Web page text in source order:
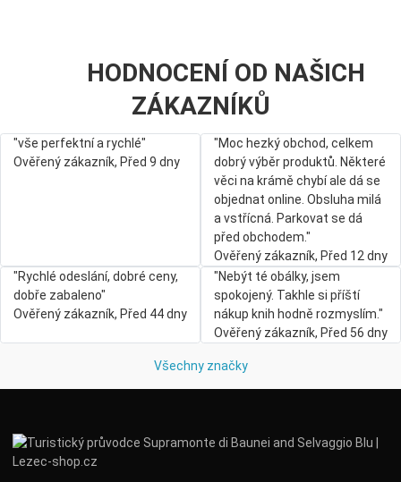
HODNOCENÍ OD NAŠICH
ZÁKAZNÍKŮ
"vše perfektní a rychlé"
Ověřený zákazník, Před 9 dny
"Moc hezký obchod, celkem
dobrý výběr produktů. Některé
věci na krámě chybí ale dá se
objednat online. Obsluha milá
a vstřícná. Parkovat se dá
před obchodem."
Ověřený zákazník, Před 12 dny
"Rychlé odeslání, dobré ceny,
dobře zabaleno"
Ověřený zákazník, Před 44 dny
"Nebýt té obálky, jsem
spokojený. Takhle si příští
nákup knih hodně rozmyslím."
Ověřený zákazník, Před 56 dny
Všechny značky